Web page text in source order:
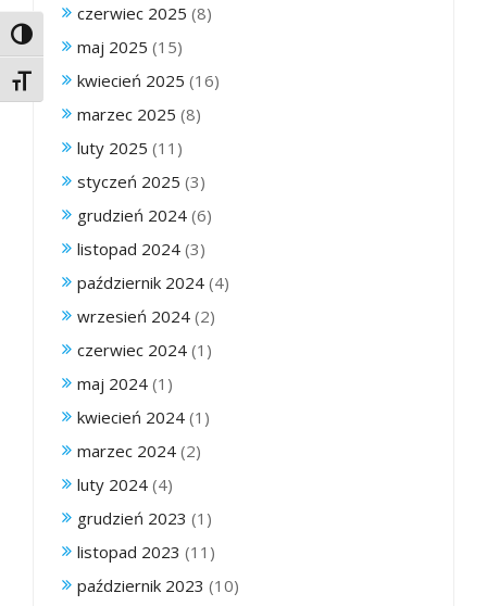
Toggle High Contrast
Toggle Font size
czerwiec 2025 (8)
maj 2025 (15)
kwiecień 2025 (16)
marzec 2025 (8)
luty 2025 (11)
styczeń 2025 (3)
grudzień 2024 (6)
listopad 2024 (3)
październik 2024 (4)
wrzesień 2024 (2)
czerwiec 2024 (1)
maj 2024 (1)
kwiecień 2024 (1)
marzec 2024 (2)
luty 2024 (4)
grudzień 2023 (1)
listopad 2023 (11)
październik 2023 (10)